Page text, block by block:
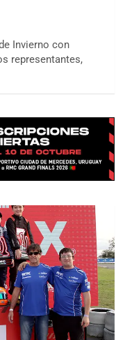
Invierno con
representantes,